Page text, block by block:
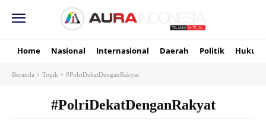
Home Nasional Internasional Daerah Politik Hukum
Beranda Topik #PolriDekatDenganRakyat
#PolriDekatDenganRakyat